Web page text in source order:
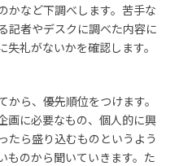
かなど下調べします。苦手な
記者やデスクに調べた内容に
礼がないかを確認します。
ら、優先順位をつけます。
画に必要なもの、個人的に興
たら盛り込むものというよう
ものから聞いていきます。た